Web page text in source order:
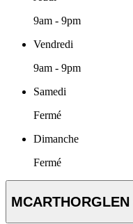
9am - 9pm
Vendredi
9am - 9pm
Samedi
Fermé
Dimanche
Fermé